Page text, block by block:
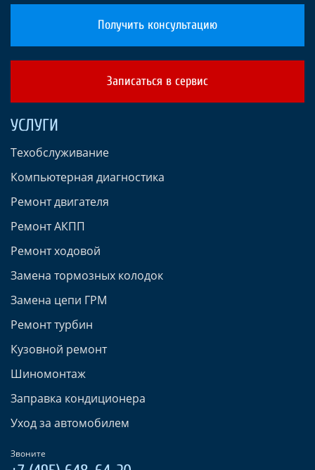
Получить консультацию
Записаться в сервис
УСЛУГИ
Техобслуживание
Компьютерная диагностика
Ремонт двигателя
Ремонт АКПП
Ремонт ходовой
Замена тормозных колодок
Замена цепи ГРМ
Ремонт турбин
Кузовной ремонт
Шиномонтаж
Заправка кондиционера
Уход за автомобилем
Звоните